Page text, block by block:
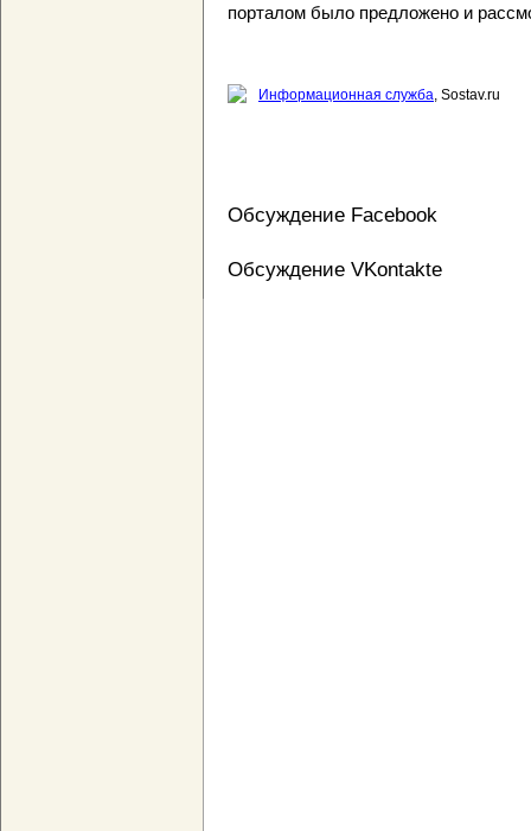
порталом было предложено и
Информационная служба, Sostav.ru
Обсуждение Facebook
Обсуждение VKontakte